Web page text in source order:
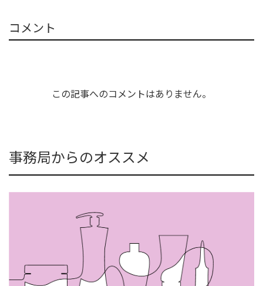
コメント
この記事へのコメントはありません。
事務局からのオススメ